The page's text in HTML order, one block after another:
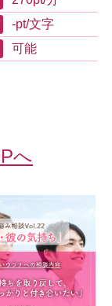
-pt/文字
可能
へ